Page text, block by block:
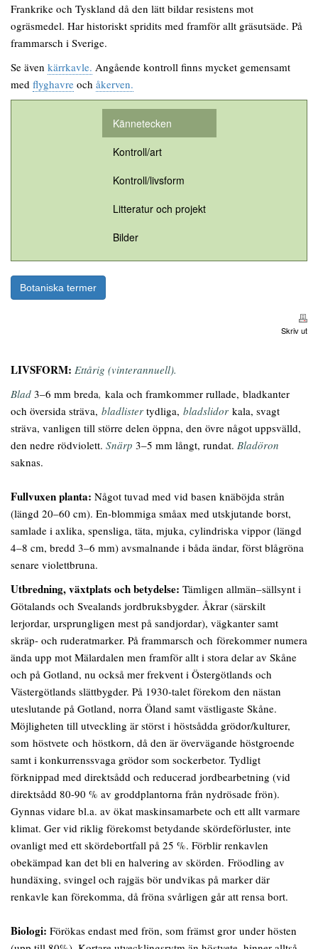
Frankrike och Tyskland då den lätt bildar resistens mot
ogräsmedel. Har historiskt spridits med framför allt gräsutsäde. På
frammarsch i Sverige.
Se även kärrkavle. Angående kontroll finns mycket gemensamt
med flyghavre och åkerven.
Kännetecken
Kontroll/art
Kontroll/livsform
Litteratur och projekt
Bilder
Botaniska termer
Skriv ut
LIVSFORM: Ettårig (vinterannuell).
Blad 3–6 mm breda, kala och framkommer rullade, bladkanter
och översida sträva, bladlister tydliga, bladslidor kala, svagt
sträva, vanligen till större delen öppna, den övre något uppsvälld,
den nedre rödviolett. Snärp 3–5 mm långt, rundat. Bladöron
saknas.
Fullvuxen planta: Något tuvad med vid basen knäböjda strån
(längd 20–60 cm). En-blommiga småax med utskjutande borst,
samlade i axlika, spensliga, täta, mjuka, cylindriska vippor (längd
4–8 cm, bredd 3–6 mm) avsmalnande i båda ändar, först blågröna
senare violettbruna.
Utbredning, växtplats och betydelse: Tämligen allmän–sällsynt i
Götalands och Svealands jordbruksbygder. Åkrar (särskilt
lerjordar, ursprungligen mest på sandjordar), vägkanter samt
skräp- och ruderatmarker. På frammarsch och förekommer numera
ända upp mot Mälardalen men framför allt i stora delar av Skåne
och på Gotland, nu också mer frekvent i Östergötlands och
Västergötlands slättbygder. På 1930-talet förekom den nästan
uteslutande på Gotland, norra Öland samt västligaste Skåne.
Möjligheten till utveckling är störst i höstsådda grödor/kulturer,
som höstvete och höstkorn, då den är övervägande höstgroende
samt i konkurrenssvaga grödor som sockerbetor. Tydligt
förknippad med direktsådd och reducerad jordbearbetning (vid
direktsådd 80-90 % av groddplantorna från nydrösade frön).
Gynnas vidare bl.a. av ökat maskinsamarbete och ett allt varmare
klimat. Ger vid riklig förekomst betydande skördeförluster, inte
ovanligt med ett skördebortfall på 25 %. Förblir renkavlen
obekämpad kan det bli en halvering av skörden. Fröodling av
hundäxing, svingel och rajgäs bör undvikas på marker där
renkavle kan förekomma, då fröna svårligen går att rensa bort.
Biologi: Förökas endast med frön, som främst gror under hösten